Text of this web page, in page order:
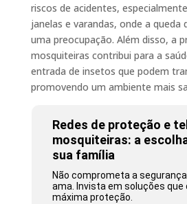
riscos de acidentes,
janelas e varandas, onde a queda
uma preocupação. Além disso, a
mosquiteiras contribui para a
entrada de insetos que podem
promovendo um ambiente mais
Redes de proteção e
mosquiteiras: a
sua família
Não comprometa a
ama. Invista em soluções
máxima proteção.